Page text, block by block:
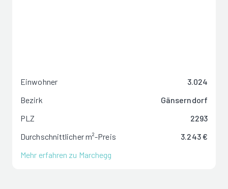
Einwohner
3.024
Bezirk
Gänserndorf
PLZ
2293
Durchschnittlicher m²-Preis
3.243 €
Mehr erfahren zu Marchegg